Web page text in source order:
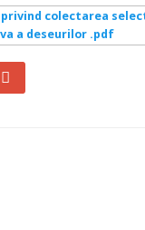
a deseurilor .pdf